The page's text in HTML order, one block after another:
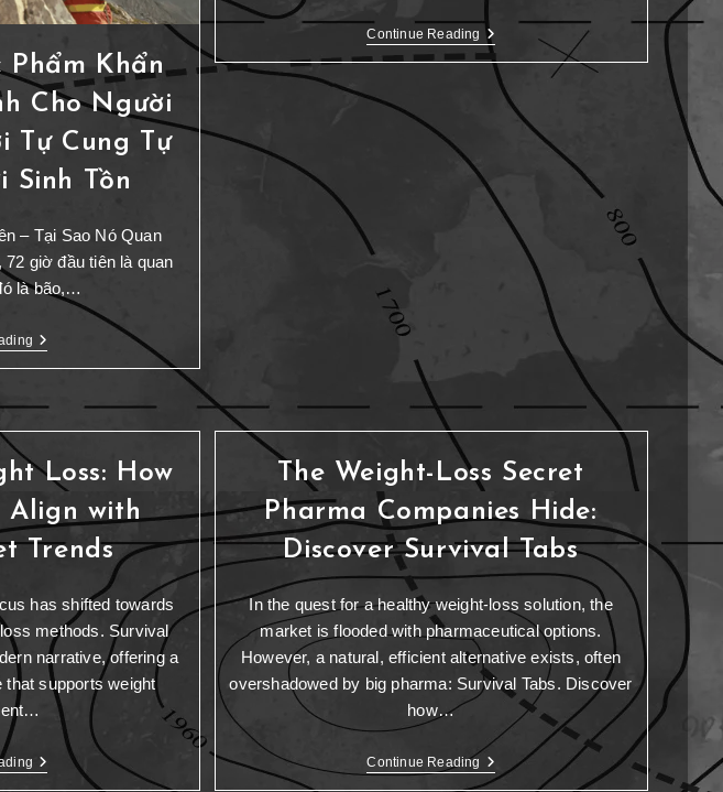
Phẩm Khẩn
Cho Người
Tự Cung Tự
Sinh Tồn
– Tại Sao Nó Quan
giờ đầu tiên là quan
là bão,…
Continue Reading
Loss: How
Align with
Trends
has shifted towards
methods. Survival
narrative, offering a
that supports weight
The Weight-Loss Secret
Pharma Companies Hide:
Discover Survival Tabs
In the quest for a healthy weight-loss solution, the
market is flooded with pharmaceutical options.
However, a natural, efficient alternative exists, often
overshadowed by big pharma: Survival Tabs. Discover
how…
Continue Reading